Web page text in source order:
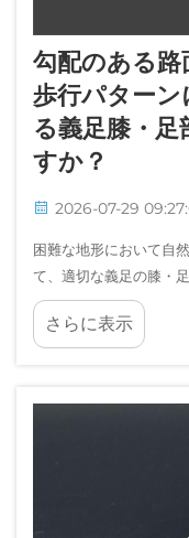
勾配のある路
歩行パター
る義足膝・
すか？
2026-07-29
困難な地形において自
て、適切な義足の膝・
重要な決定の一つです
な路面では十分な性能
さらに表示